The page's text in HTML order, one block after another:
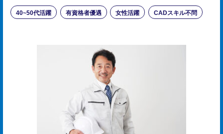
40~50代活躍 有資格者優遇 女性活躍 CADスキル不問